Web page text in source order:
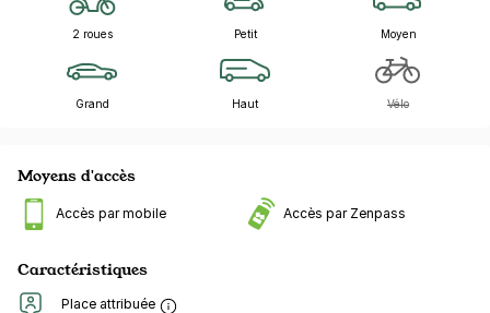
2 roues Petit Moyen
Grand Haut Vélo
Moyens d'accès
Accès par mobile Accès par Zenpass
Caractéristiques
Place attribuée